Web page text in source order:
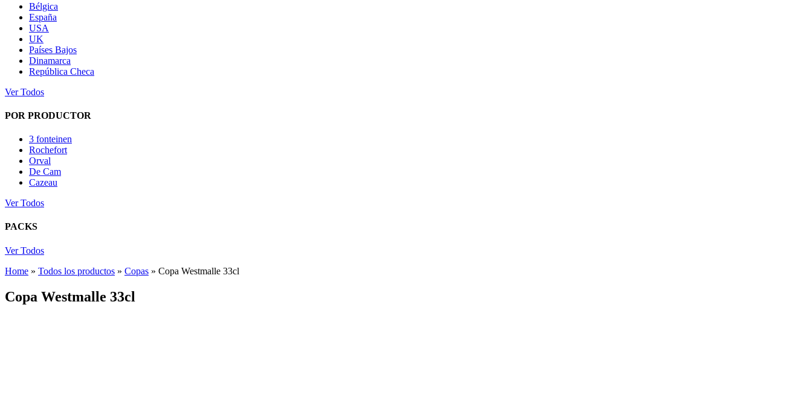
Bélgica
España
USA
UK
Países Bajos
Dinamarca
República Checa
Ver Todos
POR PRODUCTOR
3 fonteinen
Rochefort
Orval
De Cam
Cazeau
Ver Todos
PACKS
Ver Todos
Home » Todos los productos » Copas » Copa Westmalle 33cl
Copa Westmalle 33cl